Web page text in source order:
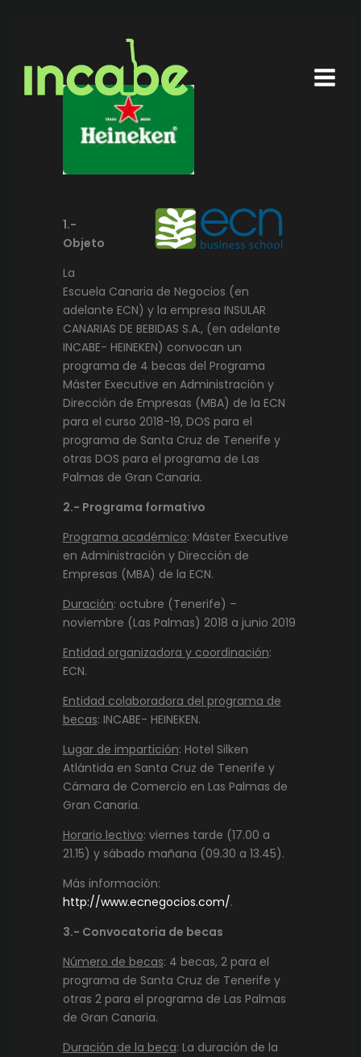
contenido
1.-
Objeto
La
Escuela Canaria de Negocios (en
adelante ECN) y la empresa INSULAR
CANARIAS DE BEBIDAS S.A., (en adelante
INCABE- HEINEKEN) convocan un
programa de 4 becas del Programa
Máster Executive en Administración y
Dirección de Empresas (MBA) de la ECN
para el curso 2018-19, DOS para el
programa de Santa Cruz de Tenerife y
otras DOS para el programa de Las
Palmas de Gran Canaria.
2.- Programa formativo
Programa académico: Máster Executive
en Administración y Dirección de
Empresas (MBA) de la ECN.
Duración: octubre (Tenerife) –
noviembre (Las Palmas) 2018 a junio 2019
Entidad organizadora y coordinación:
ECN.
Entidad colaboradora del programa de
becas: INCABE- HEINEKEN.
Lugar de impartición: Hotel Silken
Atlántida en Santa Cruz de Tenerife y
Cámara de Comercio en Las Palmas de
Gran Canaria.
Horario lectivo: viernes tarde (17.00 a
21.15) y sábado mañana (09.30 a 13.45).
Más información:
http://www.ecnegocios.com/.
3.- Convocatoria de becas
Número de becas: 4 becas, 2 para el
programa de Santa Cruz de Tenerife y
otras 2 para el programa de Las Palmas
de Gran Canaria.
Duración de la beca: La duración de la